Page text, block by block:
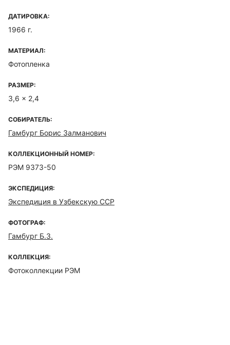
ДАТИРОВКА:
1966 г.
МАТЕРИАЛ:
Фотопленка
РАЗМЕР:
3,6 x 2,4
СОБИРАТЕЛЬ:
Гамбург Борис Залманович
КОЛЛЕКЦИОННЫЙ НОМЕР:
РЭМ 9373-50
ЭКСПЕДИЦИЯ:
Экспедиция в Узбекскую ССР
ФОТОГРАФ:
Гамбург Б.З.
КОЛЛЕКЦИЯ:
Фотоколлекции РЭМ